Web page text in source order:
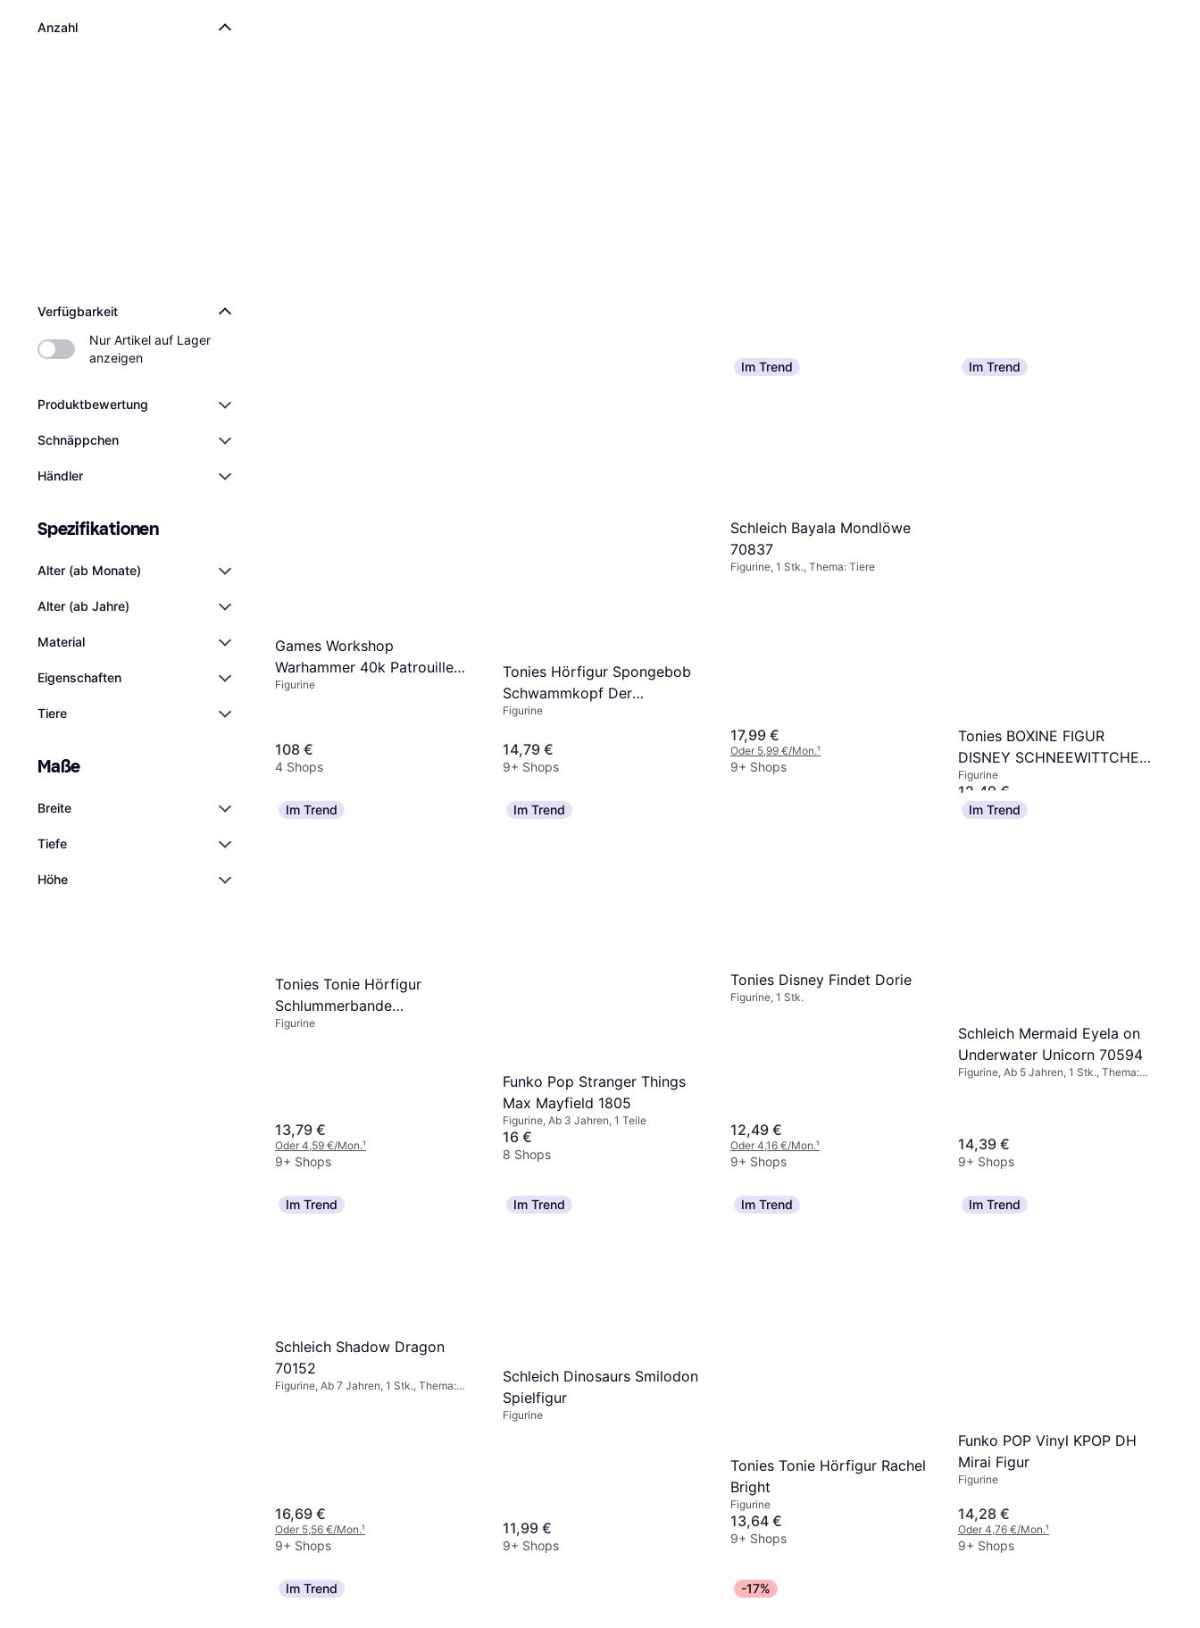
Anzahl
Verfügbarkeit
Nur Artikel auf Lager
anzeigen
Produktbewertung
Schnäppchen
Händler
Spezifikationen
Alter (ab Monate)
Alter (ab Jahre)
Material
Eigenschaften
Tiere
Maße
Breite
Tiefe
Höhe
Games Workshop
Warhammer 40k Patrouille
Blood Angels
Figurine
108 €
4 Shops
Tonies Hörfigur Spongebob
Schwammkopf Der
ferngesteuerte Fahrschüler
mehrfarbig
Figurine
14,79 €
9+ Shops
Im Trend
Schleich Bayala Mondlöwe
70837
Figurine, 1 Stk., Thema: Tiere
17,99 €
Oder 5,99 €/Mon.¹
9+ Shops
Im Trend
Tonies BOXINE FIGUR
DISNEY SCHNEEWITTCHEN
Hörfigur
Figurine
12,49 €
Oder 4,16 €/Mon.
9+ Shops
Im Trend
Tonies Tonie Hörfigur
Schlummerbande
Schlummerwal
Figurine
13,79 €
Oder 4,59 €/Mon.¹
9+ Shops
Im Trend
Funko Pop Stranger Things
Max Mayfield 1805
Figurine, Ab 3 Jahren, 1 Teile
16 €
8 Shops
Tonies Disney Findet Dorie
Figurine, 1 Stk.
12,49 €
Oder 4,16 €/Mon.¹
9+ Shops
Im Trend
Schleich Mermaid Eyela on
Underwater Unicorn 70594
Figurine, Ab 5 Jahren, 1 Stk., Thema:
14,39 €
9+ Shops
Im Trend
Schleich Shadow Dragon
70152
Figurine, Ab 7 Jahren, 1 Stk., Thema:
16,69 €
Oder 5,56 €/Mon.¹
9+ Shops
Im Trend
Schleich Dinosaurs Smilodon
Spielfigur
Figurine
11,99 €
9+ Shops
Im Trend
Tonies Tonie Hörfigur Rachel
Bright
Figurine
13,64 €
9+ Shops
Im Trend
Funko POP Vinyl KPOP DH
Mirai Figur
Figurine
14,28 €
Oder 4,76 €/Mon.¹
9+ Shops
Im Trend -17%